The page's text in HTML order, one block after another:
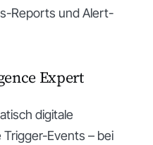
Reports und Alert-
Expert
digitale
Events – bei